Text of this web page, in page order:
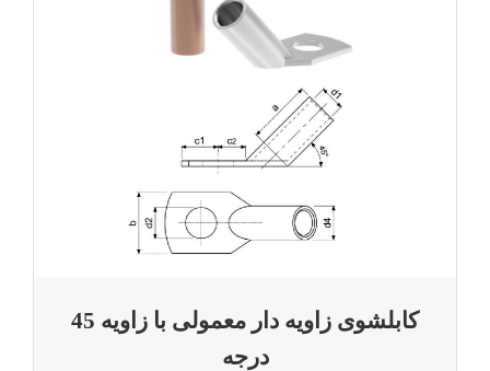
کابلشوی زاویه دار معمولی با زاویه 45
درجه